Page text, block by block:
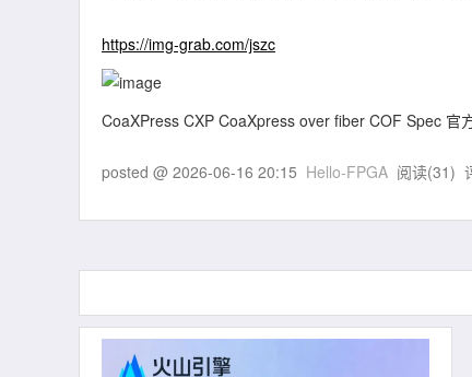
https://img-grab.com/jszc
CoaXPress CXP CoaXpress over fiber COF Spec 官
posted @ 2026-06-16 20:15 Hello-FPGA 阅读(31)